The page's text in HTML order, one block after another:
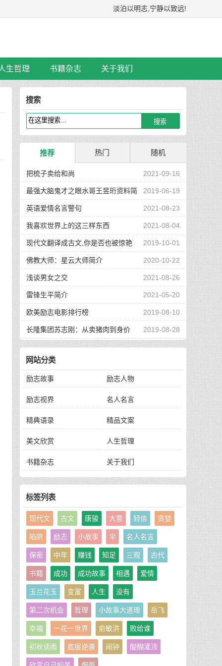
淡泊以明志,宁静以致远!
生哲理 书籍杂志 关于我们
搜索
推荐 热门 随机
2021-09-16
把梳子卖给和尚
2019-06-19
最强大脑鬼才之眼水哥王昱珩资料简
介 2021-08-23
英语爱情名言警句
2021-08-04
我喜欢世界上的这三样东西
2019-10-01
现代文翻译成古文,你是否也被惊艳
到了 2020-10-22
佛教大师：星云大师简介
2021-08-26
浅谈男女之交
2021-05-20
雷锋生平简介
2019-08-10
欧美励志电影排行榜
2019-08-28
长隆集团苏志刚：从卖猪肉到身价
130亿，他的秘诀是？
网站分类
励志故事 励志人物
励志视界 名人名言
精典语录 精品文案
美文欣赏 人生哲理
书籍杂志 关于我们
标签列表
现代文 古文 唐骏 大意 轻信 贪婪
陷阱 励志 小故事 伞 名人名言
保密 中年 赚钱 知足 三观 古代
书籍 成功 成功故事 相遇 爱情
玉兰花玉 变富 人生 没有
第二次机会 哲理 小故事大道理 岳飞
幸福 一花一世界 俞敏洪 败给谁
初秋读雨 底层逆袭 闹钟 醍醐灌顶